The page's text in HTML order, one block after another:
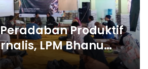
Produktif
LPM Bhanu
Adakan PJTD